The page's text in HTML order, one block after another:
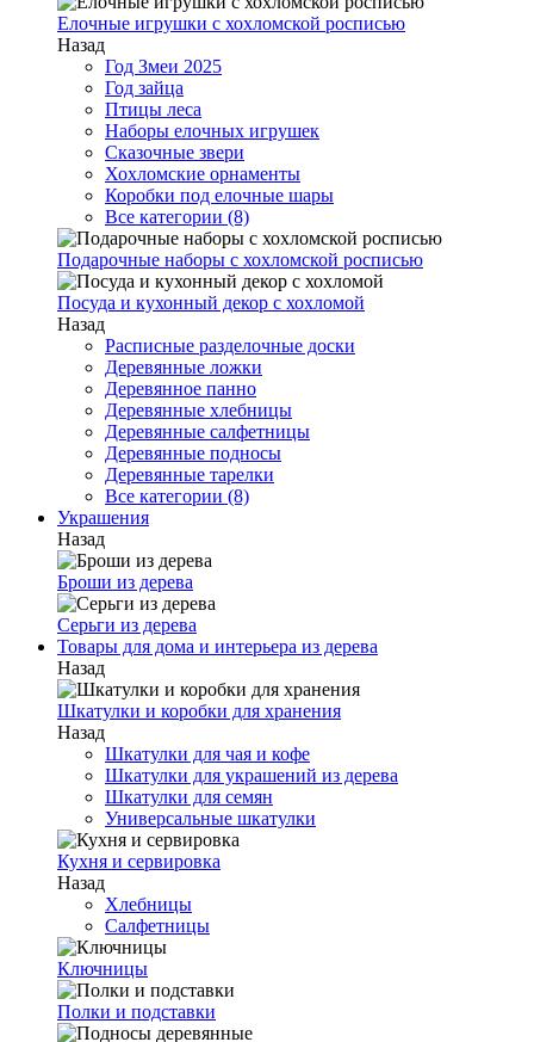
Елочные игрушки с хохломской росписью
Назад
Год Змеи 2025
Год зайца
Птицы леса
Наборы елочных игрушек
Сказочные звери
Хохломские орнаменты
Коробки под елочные шары
Все категории (8)
Подарочные наборы с хохломской росписью
Посуда и кухонный декор с хохломой
Назад
Расписные разделочные доски
Деревянные ложки
Деревянное панно
Деревянные хлебницы
Деревянные салфетницы
Деревянные подносы
Деревянные тарелки
Все категории (8)
Украшения
Назад
Броши из дерева
Серьги из дерева
Товары для дома и интерьера из дерева
Назад
Шкатулки и коробки для хранения
Назад
Шкатулки для чая и кофе
Шкатулки для украшений из дерева
Шкатулки для семян
Универсальные шкатулки
Кухня и сервировка
Назад
Хлебницы
Салфетницы
Ключницы
Полки и подставки